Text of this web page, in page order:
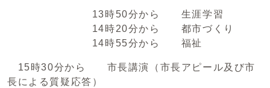
13時50分から 生涯学習
14時20分から 都市づくり
14時55分から 福祉
15時30分から 市長講演（市長アピール及び市
長による質疑応答）